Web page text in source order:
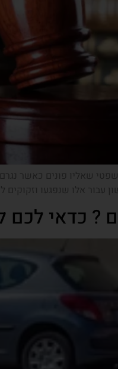
שאליו פונים כאשר
עבור אלו שנפגעו
? כדאי לכם